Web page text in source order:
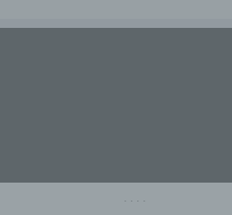
· · · ·